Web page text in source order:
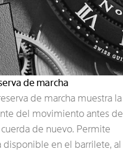
de marcha
de marcha muestra la
del movimiento antes de
de nuevo. Permite
disponible en el barrilete, al